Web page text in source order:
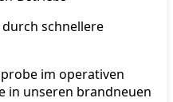
schnellere
im operativen
in unseren brandneuen